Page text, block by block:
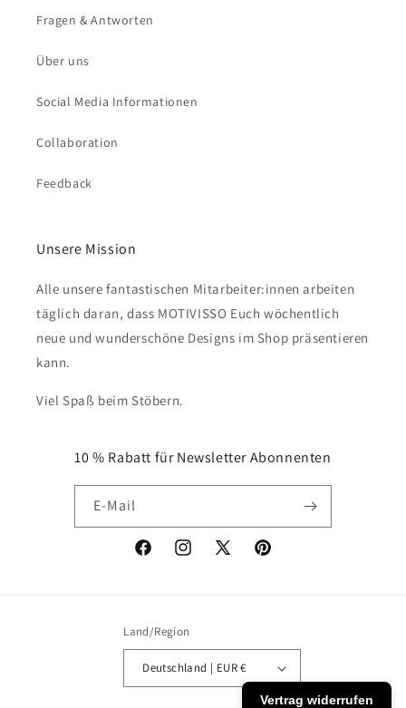
Fragen & Antworten
Über uns
Social Media Informationen
Collaboration
Feedback
Unsere Mission
Alle unsere fantastischen Mitarbeiter:innen arbeiten
täglich daran, dass MOTIVISSO Euch wöchentlich
neue und wunderschöne Designs im Shop präsentieren
kann.
Viel Spaß beim Stöbern.
10 % Rabatt für Newsletter Abonnenten
E-Mail
FacebookInstagram
X
Pinterest
Land/Region
Deutschland | EUR €
Vertrag widerrufen